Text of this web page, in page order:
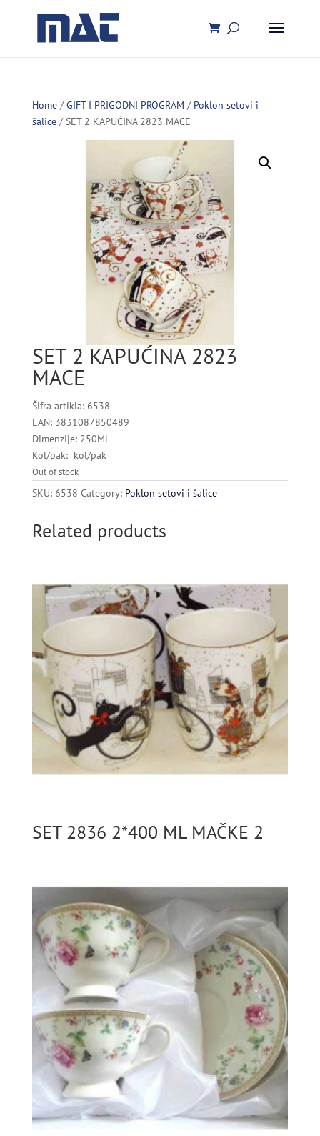
Home/GIFT I PRIGODNI PROGRAM / Poklon setovi i
šalice/ SET 2 KAPUĆINA 2823 MACE
SET 2 KAPUĆINA 2823
MACE
Šifra artikla: 6538
EAN: 3831087850489
Dimenzije: 250ML
Kol/pak: kol/pak
Out of stock
SKU: 6538 Category: Poklon setovi i šalice
Related products
SET 2836 2*400 ML MAČKE 2